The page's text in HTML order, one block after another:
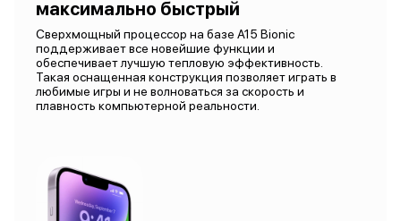
максимально быстрый
Сверхмощный процессор на базе A15 Bionic
поддерживает все новейшие функции и
обеспечивает лучшую тепловую эффективность.
Такая оснащенная конструкция позволяет играть в
любимые игры и не волноваться за скорость и
плавность компьютерной реальности.